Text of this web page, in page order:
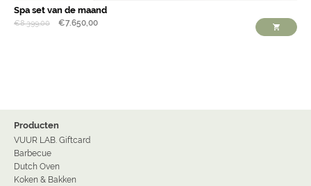
Spa set van de maand
€8.399,00 €7.650,00
Producten
VUUR LAB. Giftcard
Barbecue
Dutch Oven
Koken & Bakken